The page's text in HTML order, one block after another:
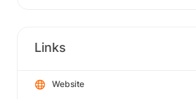
Links
Website